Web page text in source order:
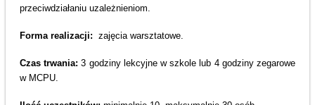
przeciwdziałaniu uzależnieniom.
Forma realizacji: zajęcia warsztatowe.
Czas trwania: 3 godziny lekcyjne w szkole lub 4 godziny zegarowe
w MCPU.